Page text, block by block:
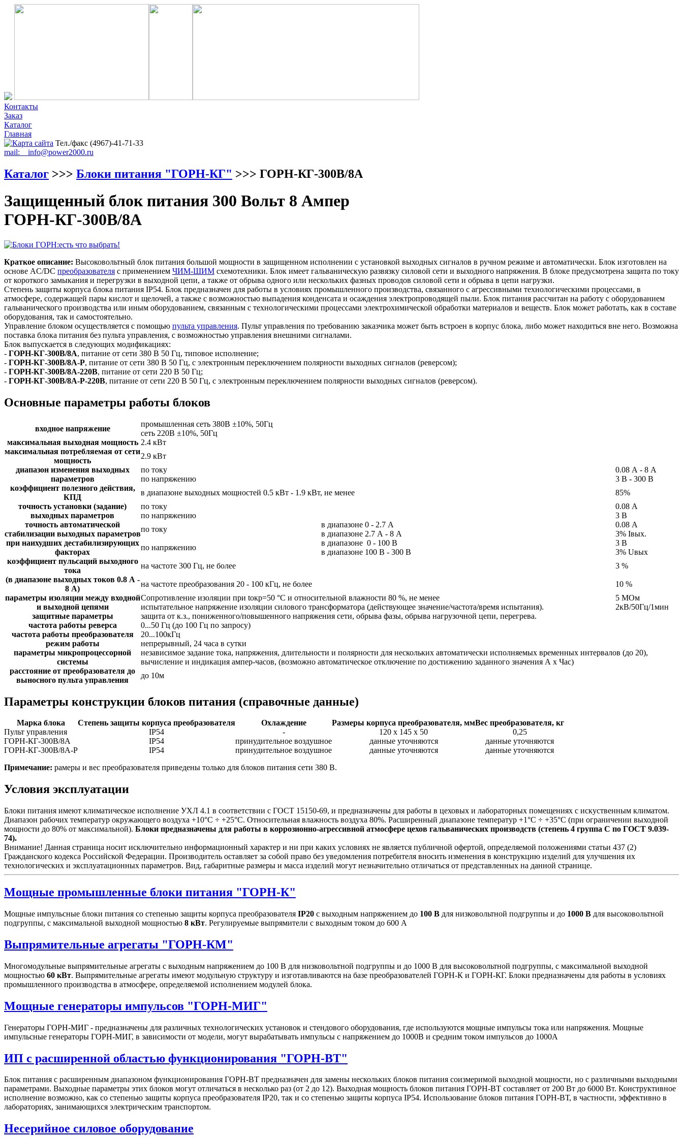
Контакты
Заказ
Каталог
Главная
Тел./факс (4967)-41-71-33
mail: info@power2000.ru
Каталог >>> Блоки питания "ГОРН-КГ" >>> ГОРН-КГ-300В/8А
Защищенный блок питания 300 Вольт 8 Ампер
ГОРН-КГ-300В/8А
Краткое описание: Высоковольтный блок питания большой мощности в защищенном исполнении с установкой выходных сигналов в ручном режиме и автоматически. Блок изготовлен на
основе AC/DC преобразователя с применением ЧИМ-ШИМ схемотехники. Блок имеет гальваническую развязку силовой сети и выходного напряжения. В блоке предусмотрена защита по току
от короткого замыкания и перегрузки в выходной цепи, а также от обрыва одного или нескольких фазных проводов силовой сети и обрыва в цепи нагрузки.
Степень защиты корпуса блока питания IP54. Блок предназначен для работы в условиях промышленного производства, связанного с агрессивными технологическими процессами, в
атмосфере, содержащей пары кислот и щелочей, а также с возможностью выпадения конденсата и осаждения электропроводящей пыли. Блок питания рассчитан на работу с оборудованием
гальванического производства или иным оборудованием, связанным с технологическими процессами электрохимической обработки материалов и веществ. Блок может работать, как в составе
оборудования, так и самостоятельно.
Управление блоком осуществляется с помощью пульта управления. Пульт управления по требованию заказчика может быть встроен в корпус блока, либо может находиться вне него. Возможна
поставка блока питания без пульта управления, с возможностью управления внешними сигналами.
Блок выпускается в следующих модификациях:
- ГОРН-КГ-300В/8А, питание от сети 380 В 50 Гц, типовое исполнение;
- ГОРН-КГ-300В/8А-Р, питание от сети 380 В 50 Гц, с электронным переключением полярности выходных сигналов (реверсом);
- ГОРН-КГ-300В/8А-220В, питание от сети 220 В 50 Гц;
- ГОРН-КГ-300В/8А-Р-220В, питание от сети 220 В 50 Гц, с электронным переключением полярности выходных сигналов (реверсом).
Основные параметры работы блоков
входное напряжение
промышленная сеть 380В ±10%, 50Гц
сеть 220В ±10%, 50Гц
максимальная выходная мощность 2.4 кВт
максимальная потребляемая от сети
мощность
2.9 кВт
диапазон изменения выходных
параметров
по току
0.08 А - 8 А
по напряжению
3 В - 300 В
коэффициент полезного действия,
КПД
в диапазоне выходных мощностей 0.5 кВт - 1.9 кВт, не менее
85%
точность установки (задание)
выходных параметров
по току
0.08 А
по напряжению
3 В
точность автоматической
стабилизации выходных параметров
при наихудших дестабилизирующих
факторах
по току
в диапазоне 0 - 2.7 А
0.08 А
в диапазоне 2.7 А - 8 А
3% Iвых.
по напряжению
в диапазоне 0 - 100 В
3 В
в диапазоне 100 В - 300 В
3% Uвых
коэффициент пульсаций выходного
тока
(в диапазоне выходных токов 0.8 А -
8 А)
на частоте 300 Гц, не более 3 %
на частоте преобразования 20 - 100 кГц, не более
10 %
параметры изоляции между входной
и выходной цепями
Сопротивление изоляции при tокр=50 °С и относительной влажности 80 %, не менее
5 МОм
испытательное напряжение изоляции силового трансформатора (действующее значение/частота/время испытания).
2кВ/50Гц/1мин
защитные параметры
защита от к.з., пониженного/повышенного напряжения сети, обрыва фазы, обрыва нагрузочной цепи, перегрева.
частота работы реверса
0...50 Гц (до 100 Гц по запросу)
частота работы преобразователя
20...100кГц
режим работы
непрерывный, 24 часа в сутки
параметры микропроцессорной
системы
независимое задание тока, напряжения, длительности и полярности для нескольких автоматически исполняемых временных интервалов (до 20),
вычисление и индикация ампер-часов, (возможно автоматическое отключение по достижению заданного значения А х Час)
расстояние от преобразователя до
выносного пульта управления
до 10м
Параметры конструкции блоков питания (справочные данные)
Марка блока Степень защиты корпуса преобразователя Охлаждение Размеры корпуса преобразователя, ммВес преобразователя, кг
Пульт управления
IP54 - 120 х 145 х 50
0,25
ГОРН-КГ-300В/8А
IP54 принудительное воздушное данные уточняются
данные уточняются
ГОРН-КГ-300В/8А-Р
IP54 принудительное воздушное данные уточняются
данные уточняются
Примечание: рамеры и вес преобразователя приведены только для блоков питания сети 380 В.
Условия эксплуатации
Блоки питания имеют климатическое исполнение УХЛ 4.1 в соответствии с ГОСТ 15150-69, и предназначены для работы в цеховых и лабораторных помещениях с искуственным климатом.
Диапазон рабочих температур окружающего воздуха +10°С ÷ +25°С. Относительная влажность воздуха 80%. Расширенный диапазоне температур +1°С ÷ +35°С (при ограничении выходной
мощности до 80% от максимальной). Блоки предназначены для работы в коррозионно-агрессивной атмосфере цехов гальванических производств (степень 4 группа C по ГОСТ 9.039-
74).
Внимание! Данная страница носит исключительно информационный характер и ни при каких условиях не является публичной офертой, определяемой положениями статьи 437 (2)
Гражданского кодекса Российской Федерации. Производитель оставляет за собой право без уведомления потребителя вносить изменения в конструкцию изделий для улучшения их
технологических и эксплуатационных параметров. Вид, габаритные размеры и масса изделий могут незначительно отличаться от представленных на данной странице.
Мощные промышленные блоки питания "ГОРН-К"
Мощные импульсные блоки питания со степенью защиты корпуса преобразователя IP20 с выходным напряжением до 100 В для низковольтной подгруппы и до 1000 В для высоковольтной
подгруппы, с максимальной выходной мощностью 8 кВт. Регулируемые выпрямители с выходным током до 600 А
Выпрямительные агрегаты "ГОРН-КМ"
Многомодульные выпрямительные агрегаты с выходным напряжением до 100 В для низковольтной подгруппы и до 1000 В для высоковольтной подгруппы, с максимальной выходной
мощностью 60 кВт. Выпрямительные агрегаты имеют модульную структуру и изготавливаются на базе преобразователей ГОРН-К и ГОРН-КГ. Блоки предназначены для работы в условиях
промышленного производства в атмосфере, определяемой исполнением модулей блока.
Мощные генераторы импульсов "ГОРН-МИГ"
Генераторы ГОРН-МИГ - предназначены для различных технологических установок и стендового оборудования, где используются мощные импульсы тока или напряжения. Мощные
импульсные генераторы ГОРН-МИГ, в зависимости от модели, могут вырабатывать импульсы c напряжением до 1000В и средним током импульсов до 1000А
ИП с расширенной областью функционирования "ГОРН-ВТ"
Блок питания с расширенным диапазоном функционирования ГОРН-ВТ предназначен для замены нескольких блоков питания соизмеримой выходной мощности, но с различными выходными
параметрами. Выходные параметры этих блоков могут отличаться в несколько раз (от 2 до 12). Выходная мощность блоков питания ГОРН-ВТ составляет от 200 Вт до 6000 Вт. Конструктивное
исполнение возможно, как со степенью защиты корпуса преобразователя IP20, так и со степенью защиты корпуса IP54. Использование блоков питания ГОРН-ВТ, в частности, эффективно в
лабораториях, занимающихся электрическим транспортом.
Несерийное силовое оборудование